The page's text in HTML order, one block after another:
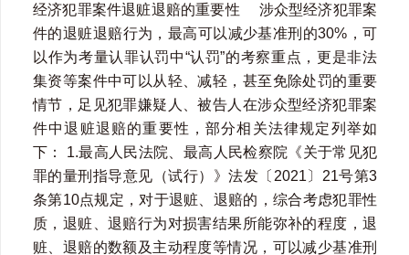
经济犯罪案件退赃退赔的重要性 涉众型经济犯罪案
件的退赃退赔行为，最高可以减少基准刑的30%，可
以作为考量认罪认罚中“认罚”的考察重点，更是非法
集资等案件中可以从轻、减轻，甚至免除处罚的重要
情节，足见犯罪嫌疑人、被告人在涉众型经济犯罪案
件中退赃退赔的重要性，部分相关法律规定列举如
下： 1.最高人民法院、最高人民检察院《关于常见犯
罪的量刑指导意见（试行）》法发〔2021〕21号第3
条第10点规定，对于退赃、退赔的，综合考虑犯罪性
质，退赃、退赔行为对损害结果所能弥补的程度，退
赃、退赔的数额及主动程度等情况，可以减少基准刑